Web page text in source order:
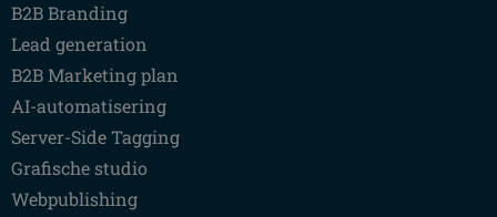
B2B Branding
Lead generation
B2B Marketing plan
AI-automatisering
Server-Side Tagging
Grafische studio
Webpublishing